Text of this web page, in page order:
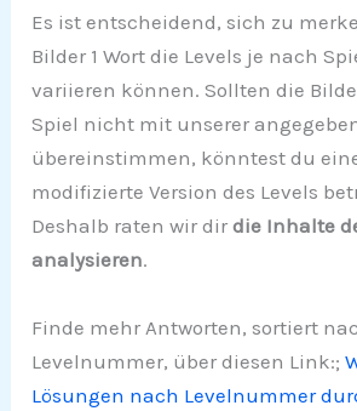
Es ist entscheidend, sich zu
Bilder 1 Wort die Levels je nach
variieren können. Sollten die
Spiel nicht mit unserer
übereinstimmen, könntest du
modifizierte Version des Levels
Deshalb raten wir dirdie Inhalte
analysieren.
Finde mehr Antworten, sortiert
Levelnummer, über diesen Link:;
Lösungen nach Levelnummer